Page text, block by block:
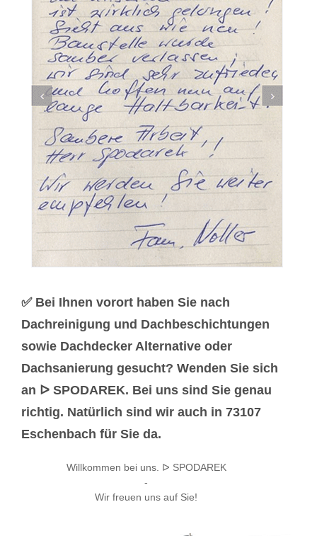
✅ Bei Ihnen vorort haben Sie nach
Dachreinigung und Dachbeschichtungen
sowie Dachdecker Alternative oder
Dachsanierung gesucht? Wenden Sie sich
an ᐅ SPODAREK. Bei uns sind Sie genau
richtig. Natürlich sind wir auch in 73107
Eschenbach für Sie da.
Willkommen bei uns. ᐅ SPODAREK
-
Wir freuen uns auf Sie!